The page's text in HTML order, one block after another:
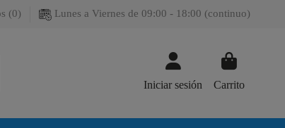
(0) Lunes a Viernes de 09:00 - 18:00 (continuo)
Iniciar sesión Carrito